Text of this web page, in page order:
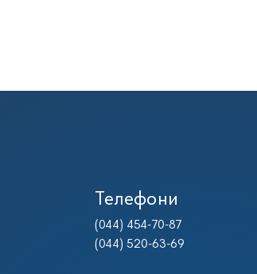
Телефони
(044) 454-70-87
(044) 520-63-69